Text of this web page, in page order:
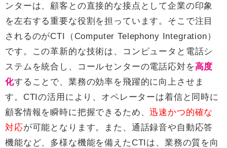
ンターは、顧客との直接的な接点として企業の印象
を左右する重要な役割を担っています。そこで注目
されるのがCTI（Computer Telephony Integration）
です。この革新的な技術は、コンピュータと電話シ
ステムを統合し、コールセンターの電話応対を高度
化することで、業務の効率を飛躍的に向上させま
す。CTIの活用により、オペレーターは着信と同時に
顧客情報を瞬時に把握できるため、迅速かつ的確な
対応が可能となります。また、通話録音や自動応答
機能など、多様な機能を備えたCTIは、業務の質を向